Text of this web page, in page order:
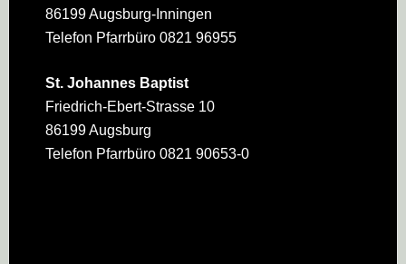
86199 Augsburg-Inningen
Telefon Pfarrbüro 0821 96955
St. Johannes Baptist
Friedrich-Ebert-Strasse 10
86199 Augsburg
Telefon Pfarrbüro 0821 90653-0